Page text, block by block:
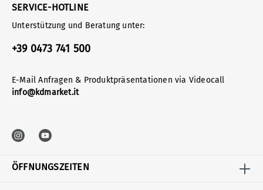
SERVICE-HOTLINE
Unterstützung und Beratung unter:
+39 0473 741 500
E-Mail Anfragen & Produktpräsentationen via Videocall
info@kdmarket.it
ÖFFNUNGSZEITEN